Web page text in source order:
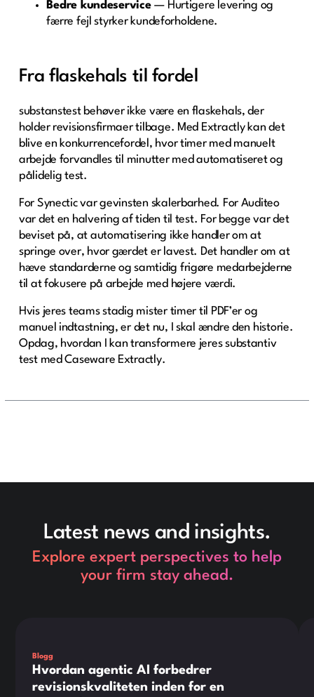
Bedre kundeservice— Hurtigere levering og
færre fejl styrker kundeforholdene.
Fra flaskehals til fordel
substans­test behøver ikke være en flaskehals, der
holder revisionsfirmaer tilbage. Med Extractly kan det
blive en konkurrencefordel, hvor timer med manuelt
arbejde forvandles til minutter med automatiseret og
pålidelig test.
For Synectic var gevinsten skalerbarhed. For Auditeo
var det en halvering af tiden til test. For begge var det
beviset på, at automatisering ikke handler om at
springe over, hvor gærdet er lavest. Det handler om at
hæve standarderne og samtidig frigøre medarbejderne
til at fokusere på arbejde med højere værdi.
Hvis jeres teams stadig mister timer til PDF’er og
manuel indtastning, er det nu, I skal ændre den historie.
Opdag, hvordan I kan transformere jeres substantiv
test med Caseware Extractly.
Latest news and insights.
Explore expert perspectives to help
your firm stay ahead.
Blogg
Hvordan agentic AI forbedrer
revisionskvaliteten inden for en